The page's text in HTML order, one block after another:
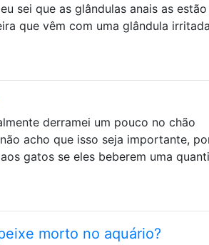
sei que as glândulas anais as estão
que vêm com uma glândula
derramei um pouco no chão
acho que isso seja importante,
gatos se eles beberem uma
morto no aquário?